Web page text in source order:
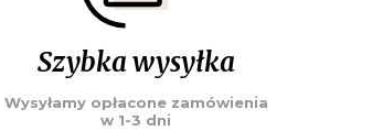
Szybka wysyłka
Wysyłamy opłacone zamówienia
w 1-3 dni